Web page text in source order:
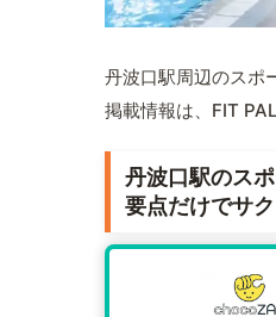
丹波口駅周辺のスポ
掲載情報は、FIT
丹波口駅のス
要点だけでサ